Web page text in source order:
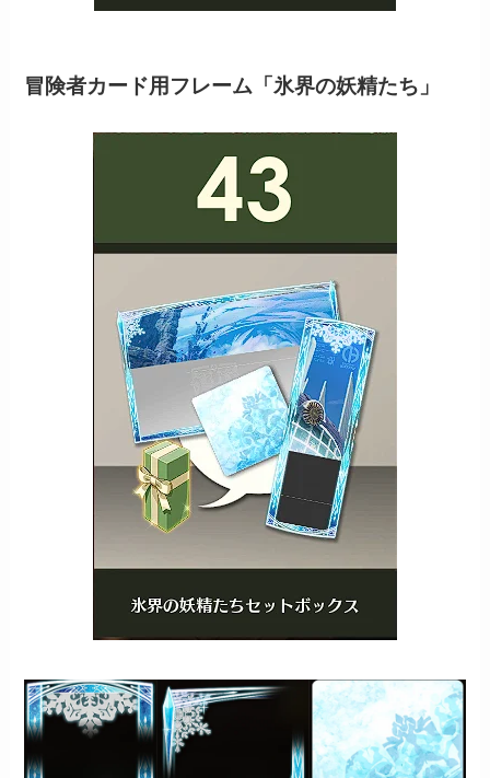
冒険者カード用フレーム「氷界の妖精たち」